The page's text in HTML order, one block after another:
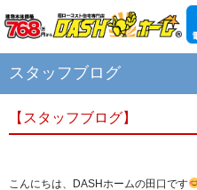
超ローコスト住宅専門店
スタッフブログ
【スタッフブログ】
こんにちは、DASHホームの田口です